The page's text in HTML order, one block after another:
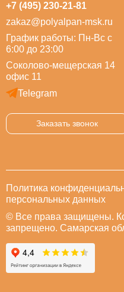
+7 (495) 230-21-81
zakaz@polyalpan-msk.ru
График работы: Пн-Вс с
6:00 до 23:00
Соколово-мещерская 14
офис 11
Telegram
Заказать звонок
Политика
персональных данных
© Все права защищены.
запрещено. Самарская